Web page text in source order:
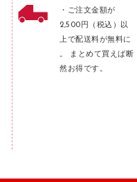
・ご注文金額が
2,500円（税込）以
上で配送料が無料に
。 まとめて買えば断
然お得です。